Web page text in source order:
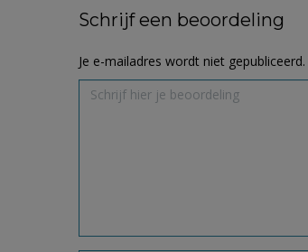
Schrijf een beoordeling
Je e-mailadres wordt niet gepubliceerd.